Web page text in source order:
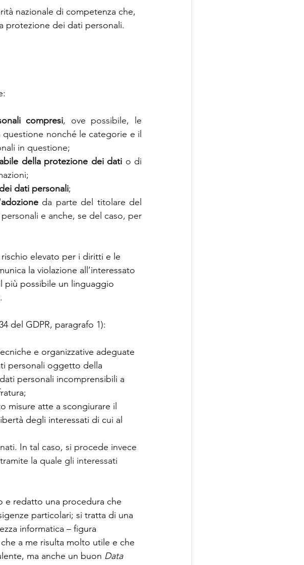
nazionale di competenza che,
protezione dei dati personali.
compresi, ove possibile, le
nonché le categorie e il
in questione;
della protezione dei dati o di
dati personali;
da parte del titolare del
e anche, se del caso, per
elevato per i diritti e le
la violazione all’interessato
più possibile un linguaggio
del GDPR, paragrafo 1):
e organizzative adeguate
personali oggetto della
personali incomprensibili a
misure atte a scongiurare il
degli interessati di cui al
In tal caso, si procede invece
la quale gli interessati
e redatto una procedura che
particolari; si tratta di una
informatica – figura
a me risulta molto utile e che
ma anche un buon Data